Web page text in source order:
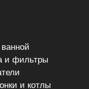
и фильтры
и котлы